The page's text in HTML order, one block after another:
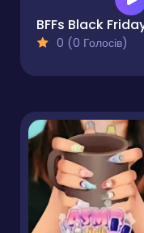
0 (0 Голосів)